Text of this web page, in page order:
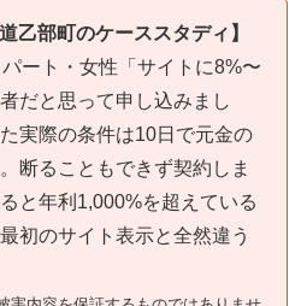
乙部町のケーススタディ】
ート・女性「サイトに8%〜
だと思って申し込みまし
実際の条件は10日で元金の
断ることもできず契約しま
と年利1,000%を超えている
初のサイト表示と全然違う